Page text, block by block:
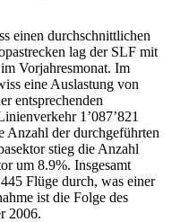
einen durchschnittlichen
lag der SLF mit
Vorjahresmonat. Im
eine Auslastung von
entsprechenden
1’087’821
Anzahl der durchgeführten
stieg die Anzahl
um 8.9%. Insgesamt
Flüge durch, was einer
ist die Folge des
2006.